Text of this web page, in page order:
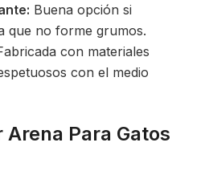
Buena opción si
que no forme grumos.
con materiales
con el medio
Para Gatos